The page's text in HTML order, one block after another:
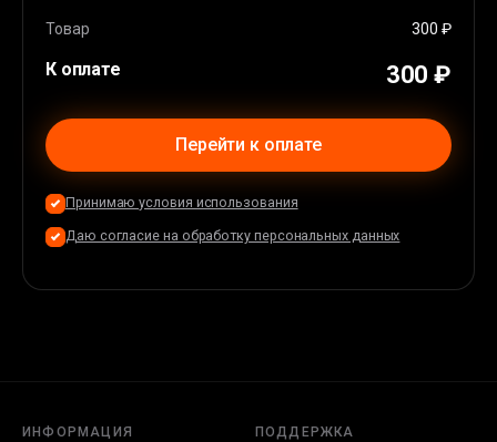
Товар 300 ₽
К оплате 300 ₽
Перейти к оплате
Принимаю условия использования
Даю согласие на обработку персональных данных
ИНФОРМАЦИЯ ПОДДЕРЖКА